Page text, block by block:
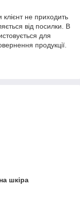
клієнт не приходить
від посилки. В
для
продукції.
шкіра